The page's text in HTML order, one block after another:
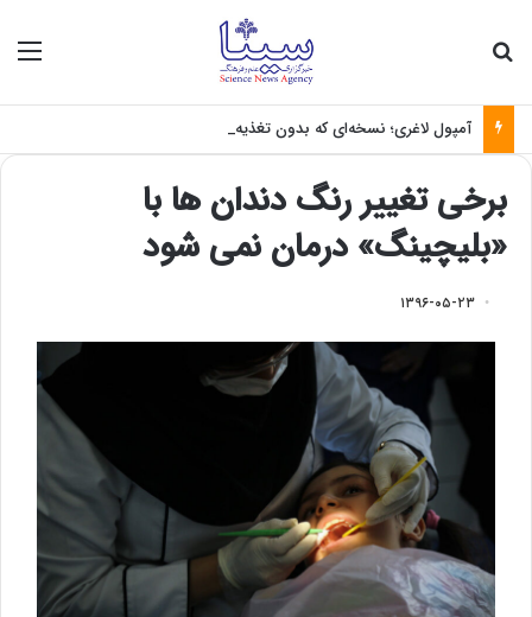
آمپول لاغری؛ نسخه‌ای که بدون تغذیه خطرناک می‌شود
برخی تغییر رنگ دندان ها با
«بلیچینگ» درمان نمی شود
۱۳۹۶-۰۵-۲۳